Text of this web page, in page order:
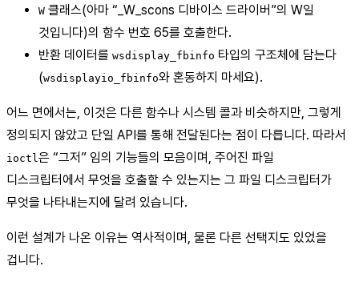
W 클래스(아마 “_W_scons 디바이스 드라이버”의 W일
것입니다)의 함수 번호 65를 호출한다.
반환 데이터를 wsdisplay_fbinfo 타입의 구조체에 담는다
(wsdisplayio_fbinfo와 혼동하지 마세요).
어느 면에서는, 이것은 다른 함수나 시스템 콜과 비슷하지만, 그렇게
정의되지 않았고 단일 API를 통해 전달된다는 점이 다릅니다. 따라서
ioctl 은 “그저” 임의 기능들의 모음이며, 주어진 파일
디스크립터에서 무엇을 호출할 수 있는지는 그 파일 디스크립터가
무엇을 나타내는지에 달려 있습니다.
이런 설계가 나온 이유는 역사적이며, 물론 다른 선택지도 있었을
겁니다.